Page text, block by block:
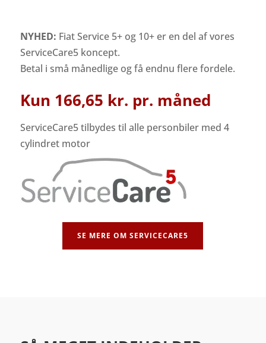
NYHED: Fiat Service 5+ og 10+ er en del af vores
ServiceCare5 koncept.
Betal i små månedlige og få endnu flere fordele.
Kun 166,65 kr. pr. måned
ServiceCare5 tilbydes til alle personbiler med 4
cylindret motor
SE MERE OM SERVICECARE5